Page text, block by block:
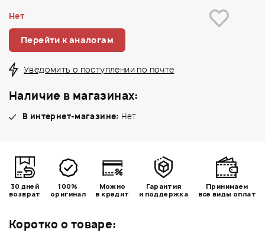
Коротко о товаре:
Нет
Перейти к аналогам
Уведомить о поступлении по почте
Наличие в магазинах:
В интернет-магазине: Нет
30 дней
возврат
100%
оригинал
Можно
в кредит
Гарантия
и поддержка
Принимаем
все виды оплат